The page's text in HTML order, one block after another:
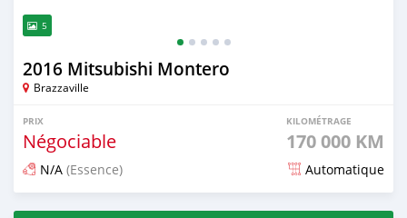
5
2016 Mitsubishi Montero
Brazzaville
PRIX
Négociable
KILOMÉTRAGE
170 000 KM
N/A (Essence) Automatique
Publié il y a plus d'un an